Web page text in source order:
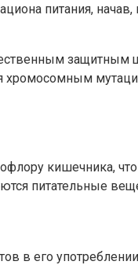
питания,
защитным
хромосомным
кишечника,
питательные
в его